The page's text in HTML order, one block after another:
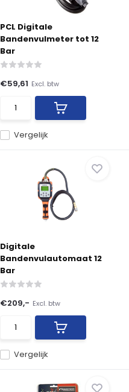
PCL Digitale
Bandenvulmeter tot 12
Bar
Vergelijk
€59,61 Excl. btw
Digitale
Bandenvulautomaat 12
Bar
Vergelijk
€209,- Excl. btw